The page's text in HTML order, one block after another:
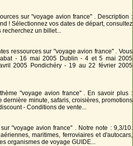
sur "voyage avion france" . Description :
! Sélectionnez vos dates de départ, consultez
recherchez un billet...
ressources sur "voyage avion france" . Vous
- 16 mai 2005 Dublin - 4 et 5 mai 2005
2005 Pondichéry - 19 au 22 février 2005
"voyage avion france" . En savoir plus :
dernière minute, safaris, croisières, promotions
- Conditions de vente...
"voyage avion france" . Notre note : 9,3/10.
maritimes, ferroviaires et d'autocars,
organismes de voyage GUIDE...